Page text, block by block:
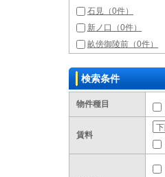
石見（0件）
新ノ口（0件）
畝傍御陵前（0件）
検索条件
物件種目
賃料